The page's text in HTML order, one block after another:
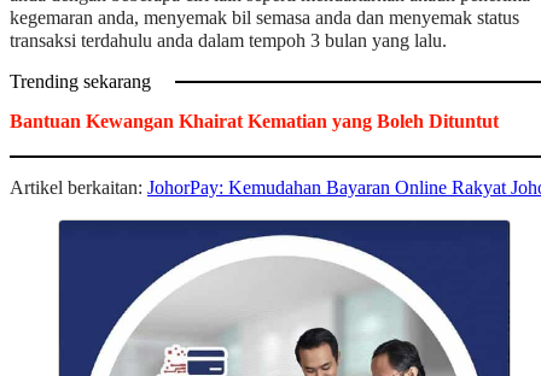
kegemaran anda, menyemak bil semasa anda dan menyemak status
transaksi terdahulu anda dalam tempoh 3 bulan yang lalu.
Trending sekarang
Bantuan Kewangan Khairat Kematian yang Boleh Dituntut
Artikel berkaitan: JohorPay: Kemudahan Bayaran Online Rakyat